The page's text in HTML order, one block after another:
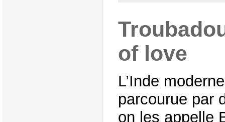
of love
L’Inde
parcourue par
on les appelle